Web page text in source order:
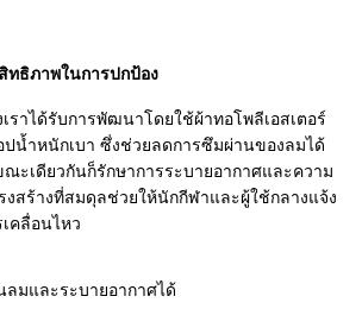
ทธิภาพในการปกป้อง
ราได้รับการพัฒนาโดยใช้ผ้าทอโพลีเอสเตอร์
น้ำหนักเบา ซึ่งช่วยลดการซึมผ่านของลมได้
ะเดียวกันก็รักษาการระบายอากาศและความ
งสร้างที่สมดุลช่วยให้นักกีฬาและผู้ใช้กลางแจ้ง
คลื่อนไหว
ลมและระบายอากาศได้